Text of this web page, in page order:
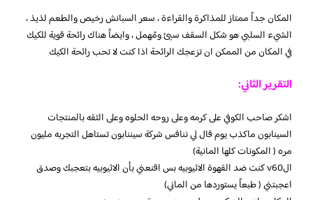
المكان جداً ممتاز للمذاكرة والقراءة ، سعر السبانش رخيص والطعم لذيذ ،
الشيء السلبي هو شكل السقف سيئ ومُهمل ، وايضاً هناك رائحة قوية للكيك
في المكان من الممكن ان تزعجك الرائحة اذا كنت لا تحب رائحة الكيك
التقرير الثاني:
اشكر صاحب الكوفي على كرمه وعلى روحه الحلوه وعلى الثقه بالمنتجات
السينابون ماكذب يوم قال لي ننافس شركة سيننابون تستاهل التجربه مليون
مره ( المكونات كلها المانية)
الv60 كنت ضد القهوة الاثيوبيه بس اقنعني بأن الاثيوبيه بتعجبك وصدق
اعجبتني ( طبعاً يستوردها من الماني)